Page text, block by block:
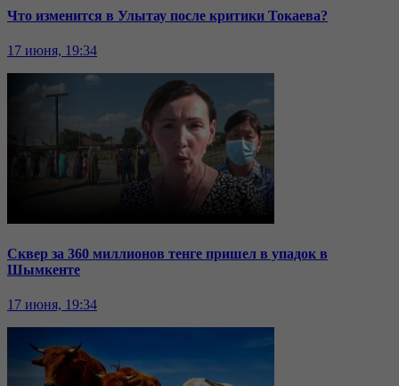
Что изменится в Улытау после критики Токаева?
17 июня, 19:34
Сквер за 360 миллионов тенге пришел в упадок в
Шымкенте
17 июня, 19:34